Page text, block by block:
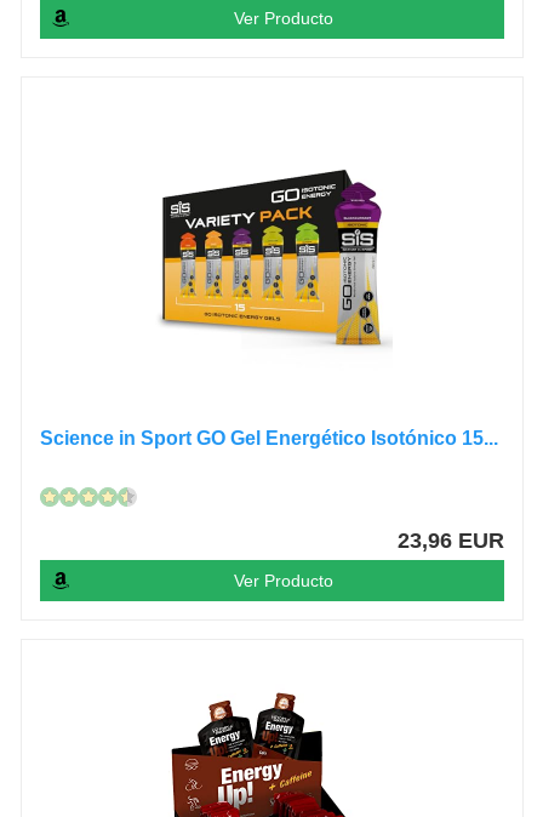
Ver Producto
Science in Sport GO Gel Energético Isotónico 15...
23,96 EUR
Ver Producto